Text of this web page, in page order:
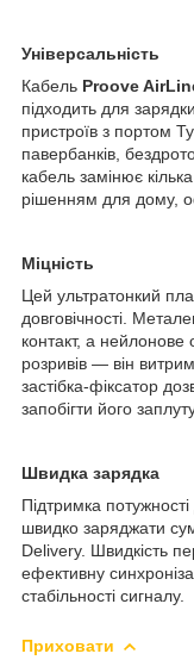
Універсальність
Кабель Proove
підходить для
пристроїв з портом
павербанків,
кабель замінює
рішенням для дому,
Міцність
Цей ультратонкий
довговічності.
контакт, а нейлонове
розривів — він
застібка-фіксатор
запобігти його
Швидка зарядка
Підтримка
швидко заряджати
Delivery. Швидкість
ефективну
стабільності сигналу.
Приховати